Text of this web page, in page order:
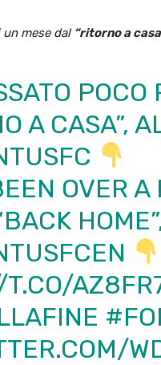
un mese dal “ritorno a
A CASA”,
OVER
T.CO/